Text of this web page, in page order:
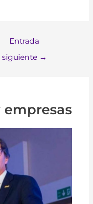
Entrada
siguiente →